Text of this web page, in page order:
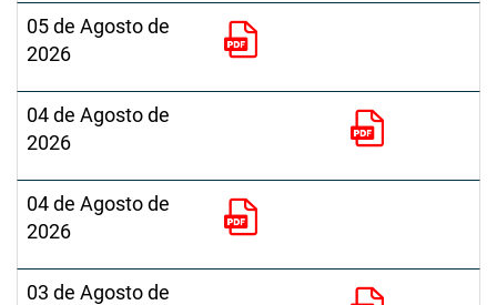
05 de Agosto de
2026
04 de Agosto de
2026
04 de Agosto de
2026
03 de Agosto de